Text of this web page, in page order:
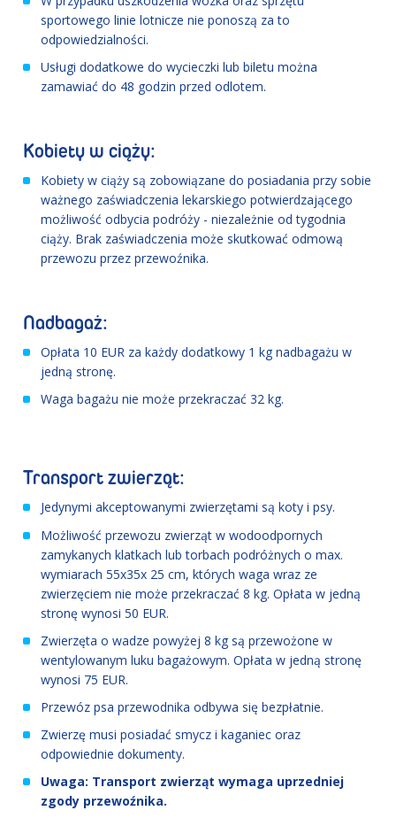
sportowego linie lotnicze nie ponoszą za to
odpowiedzialności.
Usługi dodatkowe do wycieczki lub biletu można
zamawiać do 48 godzin przed odlotem.
Kobiety w ciąży:
Kobiety w ciąży są zobowiązane do posiadania przy sobie
ważnego zaświadczenia lekarskiego potwierdzającego
możliwość odbycia podróży - niezależnie od tygodnia
ciąży. Brak zaświadczenia może skutkować odmową
przewozu przez przewoźnika.
Nadbagaż:
Opłata 10 EUR za każdy dodatkowy 1 kg nadbagażu w
jedną stronę.
Waga bagażu nie może przekraczać 32 kg.
Transport zwierząt:
Jedynymi akceptowanymi zwierzętami są koty i psy.
Możliwość przewozu zwierząt w wodoodpornych
zamykanych klatkach lub torbach podróżnych o max.
wymiarach 55x35x 25 cm, których waga wraz ze
zwierzęciem nie może przekraczać 8 kg. Opłata w jedną
stronę wynosi 50 EUR.
Zwierzęta o wadze powyżej 8 kg są przewożone w
wentylowanym luku bagażowym. Opłata w jedną stronę
wynosi 75 EUR.
Przewóz psa przewodnika odbywa się bezpłatnie.
Zwierzę musi posiadać smycz i kaganiec oraz
odpowiednie dokumenty.
Uwaga: Transport zwierząt wymaga uprzedniej
zgody przewoźnika.